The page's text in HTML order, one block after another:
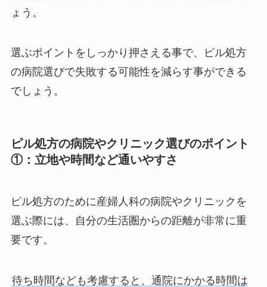
ょう。
選ぶポイントをしっかり押さえる事で、ピル処方
の病院選びで失敗する可能性を減らす事ができる
でしょう。
ピル処方の病院やクリニック選びのポイント
①：立地や時間など通いやすさ
ピル処方のために産婦人科の病院やクリニックを
選ぶ際には、自分の生活圏からの距離が非常に重
要です。
待ち時間なども考慮すると、通院にかかる時間は